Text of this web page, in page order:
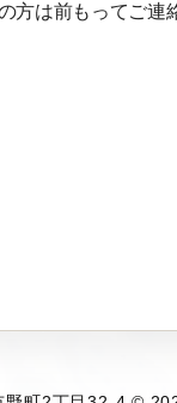
方は前もってご連